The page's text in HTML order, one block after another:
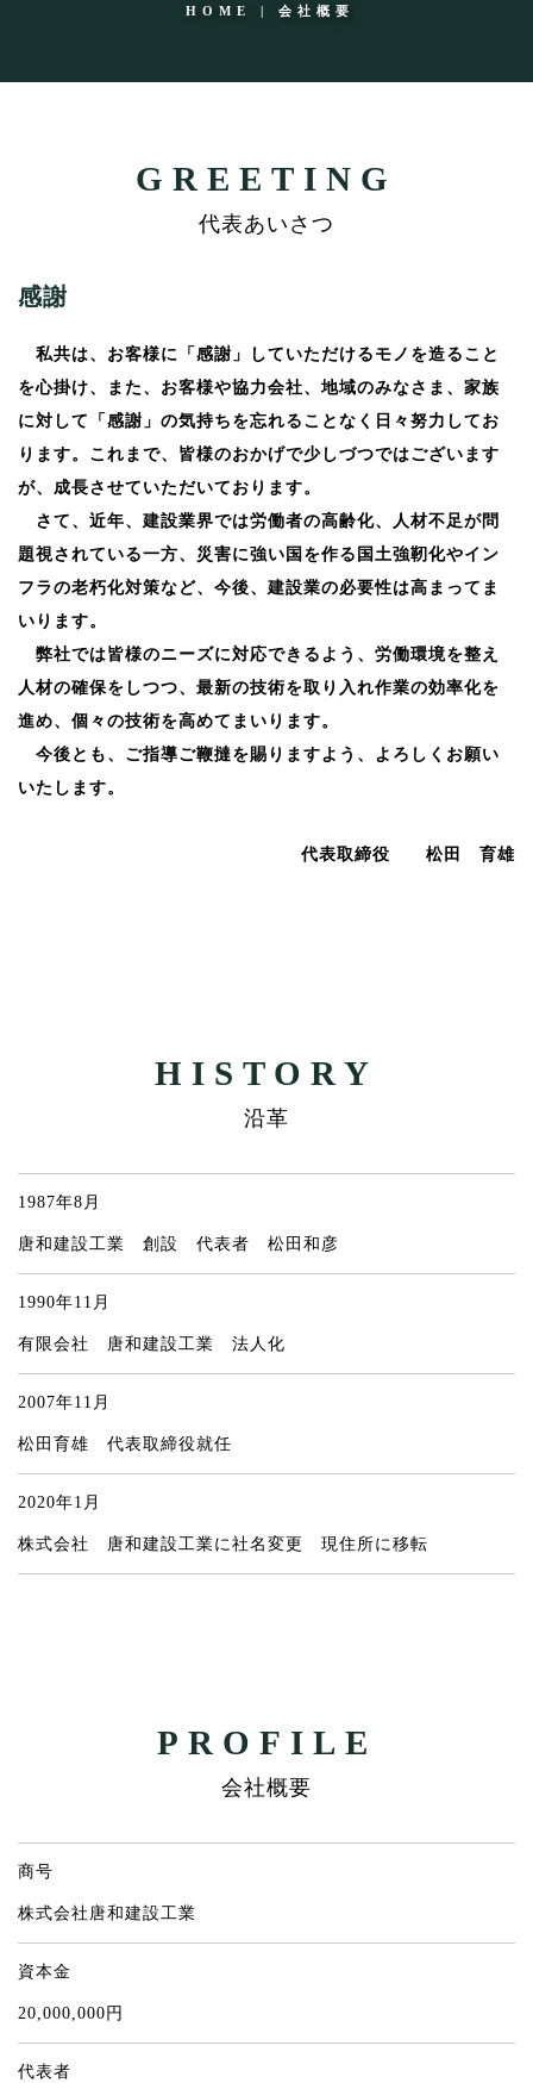
HOME 会社概要
GREETING
代表あいさつ
感謝
私共は、お客様に「感謝」していただけるモノを造ること
を心掛け、また、お客様や協力会社、地域のみなさま、家族
に対して「感謝」の気持ちを忘れることなく日々努力してお
ります。これまで、皆様のおかげで少しづつではございます
が、成長させていただいております。
さて、近年、建設業界では労働者の高齢化、人材不足が問
題視されている一方、災害に強い国を作る国土強靭化やイン
フラの老朽化対策など、今後、建設業の必要性は高まってま
いります。
弊社では皆様のニーズに対応できるよう、労働環境を整え
人材の確保をしつつ、最新の技術を取り入れ作業の効率化を
進め、個々の技術を高めてまいります。
今後とも、ご指導ご鞭撻を賜りますよう、よろしくお願い
いたします。
代表取締役 松田 育雄
HISTORY
沿革
1987年8月
唐和建設工業 創設 代表者 松田和彦
1990年11月
有限会社 唐和建設工業 法人化
2007年11月
松田育雄 代表取締役就任
2020年1月
株式会社 唐和建設工業に社名変更 現住所に移転
PROFILE
会社概要
商号
株式会社唐和建設工業
資本金
20,000,000円
代表者